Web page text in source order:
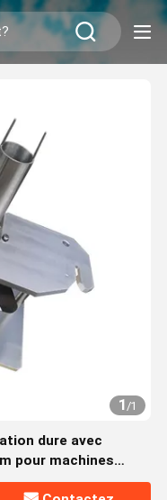
1/1
dure avec
pour machines